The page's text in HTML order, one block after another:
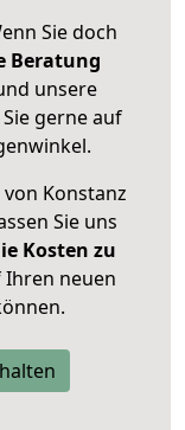
Sie doch
Beratung
unsere
gerne auf
Konstanz
Sie uns
Kosten zu
Ihren neuen